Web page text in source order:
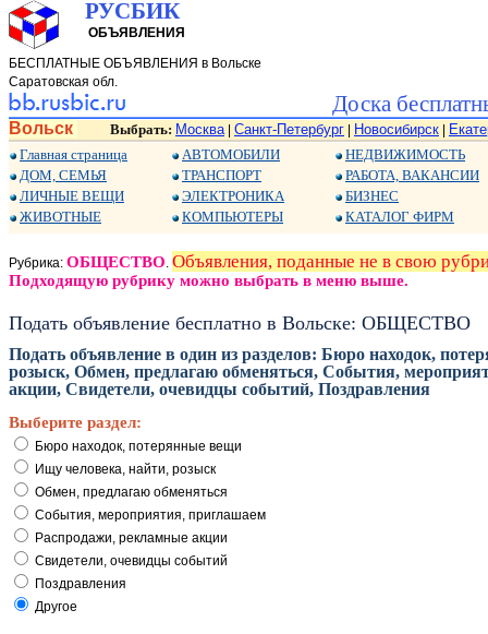
РУСБИК
ОБЪЯВЛЕНИЯ
БЕСПЛАТНЫЕ ОБЪЯВЛЕНИЯ в Вольске
Саратовская обл.
Доска
Вольск Выбрать: Москва| Санкт-Петербург Новосибирск
Главная страница
ДОМ, СЕМЬЯ
ЛИЧНЫЕ ВЕЩИ
ЖИВОТНЫЕ
АВТОМОБИЛИ
ТРАНСПОРТ
ЭЛЕКТРОНИКА
КОМПЬЮТЕРЫ
НЕДВИЖИМОСТЬ
РАБОТА, ВАКАНСИИ
БИЗНЕС
КАТАЛОГ ФИРМ
Рубрика: ОБЩЕСТВО. Объявления, поданные не в свою
Подходящую рубрику можно выбрать в меню выше.
Подать объявление бесплатно в Вольске: ОБЩЕСТВО
Подать объявление в один из разделов: Бюро находок,
розыск, Обмен, предлагаю обменяться, События,
акции, Свидетели, очевидцы событий, Поздравления
Выберите раздел:
Бюро находок, потерянные вещи
Ищу человека, найти, розыск
Обмен, предлагаю обменяться
События, мероприятия, приглашаем
Распродажи, рекламные акции
Свидетели, очевидцы событий
Поздравления
Другое